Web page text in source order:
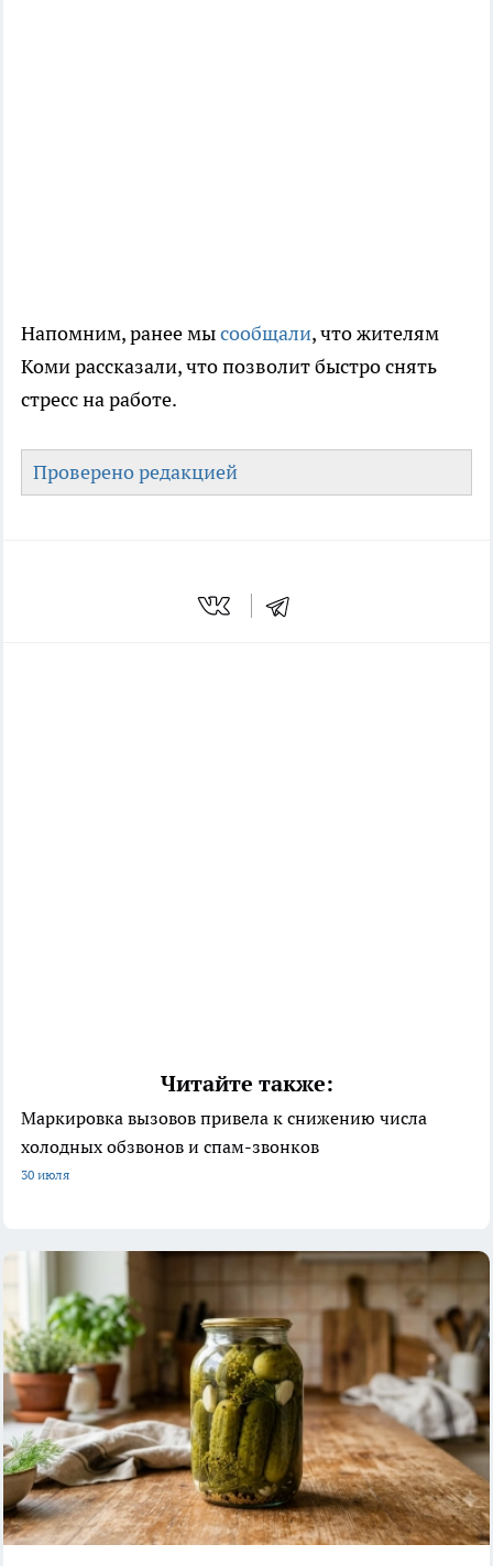
Напомним, ранее мысообщали, что жителям
Коми рассказали, что позволит быстро снять
стресс на работе.
Проверено редакцией
Читайте также:
Маркировка вызовов привела к снижению числа
холодных обзвонов и спам-звонков
30 июля